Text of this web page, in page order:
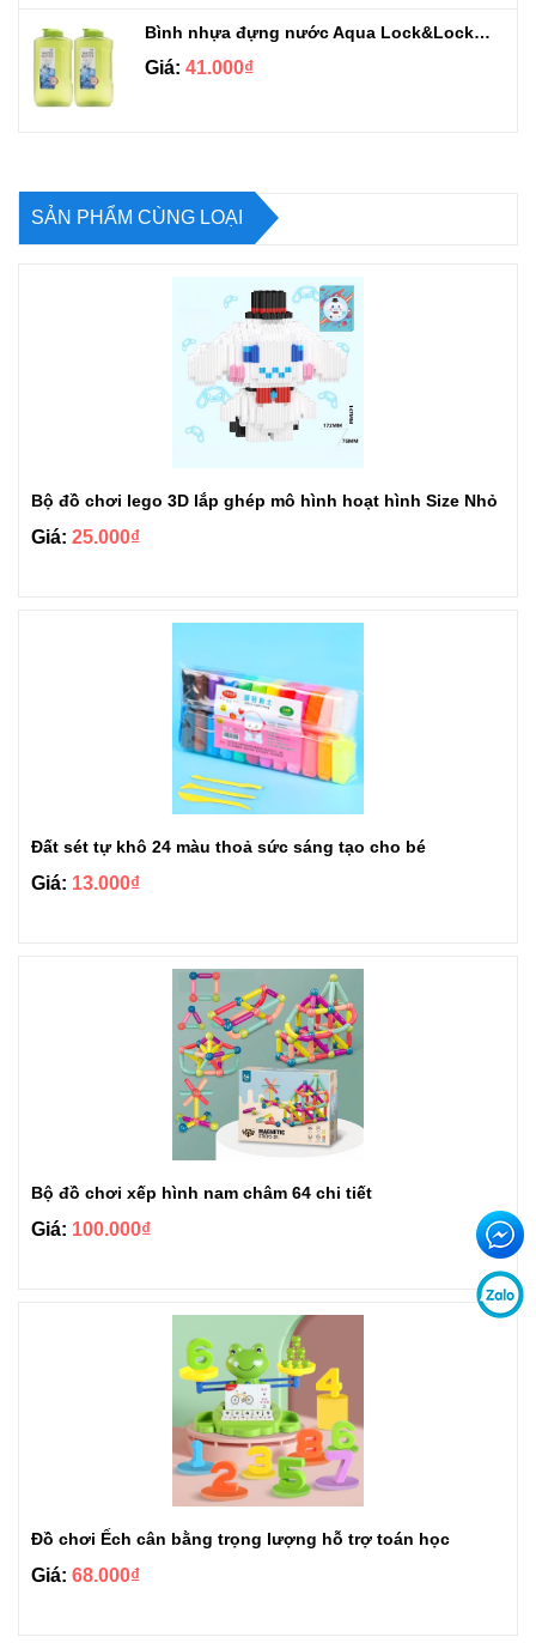
Bình nhựa đựng nước Aqua Lock&Lock 2.1L
Giá: 41.000₫
SẢN PHẨM CÙNG LOẠI
Bộ đồ chơi lego 3D lắp ghép mô hình hoạt hình Size Nhỏ
Giá: 25.000₫
Đất sét tự khô 24 màu thoả sức sáng tạo cho bé
Giá: 13.000₫
Bộ đồ chơi xếp hình nam châm 64 chi tiết
Giá: 100.000₫
Đồ chơi Ếch cân bằng trọng lượng hỗ trợ toán học
Giá: 68.000₫